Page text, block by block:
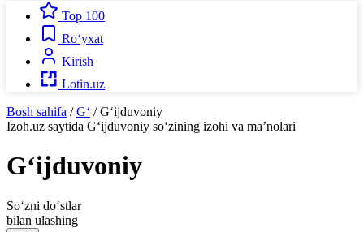
Top 100
Ro‘yxat
Kirish
Lotin.uz
Bosh sahifa / G‘ / G‘ijduvoniy
Izoh.uz saytida G‘ijduvoniy so‘zining izohi va ma’nolari
G‘ijduvoniy
So‘zni do‘stlar
bilan ulashing